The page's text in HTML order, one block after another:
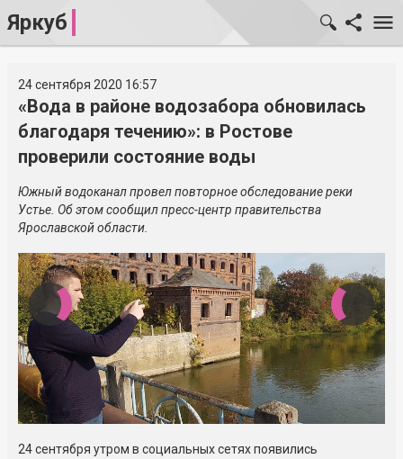
Яркуб
24 сентября 2020 16:57
«Вода в районе водозабора обновилась
благодаря течению»: в Ростове
проверили состояние воды
Южный водоканал провел повторное обследование реки
Устье. Об этом сообщил пресс-центр правительства
Ярославской области.
24 сентября утром в социальных сетях появились